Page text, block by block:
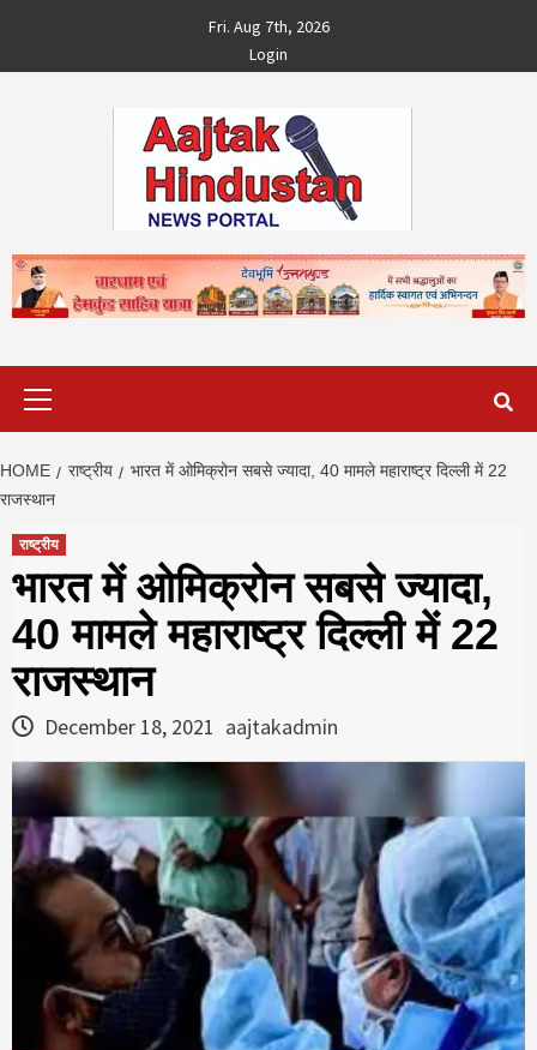
content
Fri. Aug 7th, 2026
Login
HOME राष्ट्रीय
भारत में ओमिक्रोन सबसे ज्यादा, 40 मामले महाराष्ट्र दिल्ली में 22
राजस्थान
राष्ट्रीय
भारत में ओमिक्रोन सबसे ज्यादा,
40 मामले महाराष्ट्र दिल्ली में 22
राजस्थान
December 18, 2021 aajtakadmin